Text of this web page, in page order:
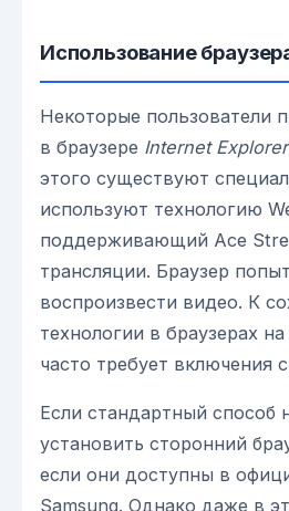
Использование
Некоторые пользователи
в браузере Internet Explorer
этого существуют
используют технологию
поддерживающий Ace
трансляции. Браузер
воспроизвести видео. К
технологии в браузерах
часто требует включения
Если стандартный способ
установить сторонний
если они доступны в
Samsung. Однако даже в